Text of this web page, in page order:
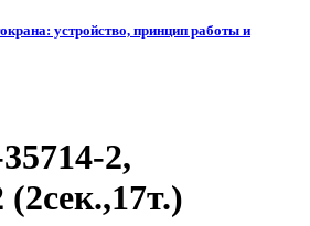
устройство, принцип работы и
2,